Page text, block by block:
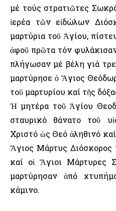
μέ τούς στρατιῶτες
ἱερέα τῶν εἰδώλων
μαρτύρια τοῦ Ἁγίου,
ἀφοῦ πρῶτα τόν
πλήγωσαν μέ βέλη γιά
μαρτύρησε ὁ Ἅγιος
τοῦ μαρτυρίου καί τῆς
Ἡ μητέρα τοῦ Ἁγίου
σταυρικό θάνατο τοῦ
Χριστό ὡς Θεό ἀληθινό
Ἅγιος Μάρτυς Διόσκορος
καί οἱ Ἅγιοι Μάρτυρες
μαρτύρησαν ἀπό
κάμινο.